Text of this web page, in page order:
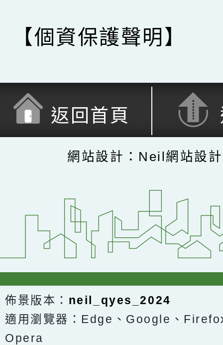
【個資保護聲明】
返回首頁
網站設計：Neil網站設
佈景版本： neil_qyes_2024
適用瀏覽器：Edge、Google、
Opera